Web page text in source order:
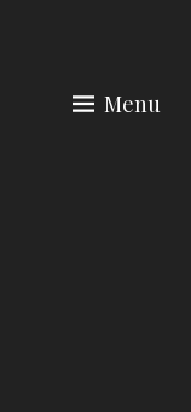
Menu